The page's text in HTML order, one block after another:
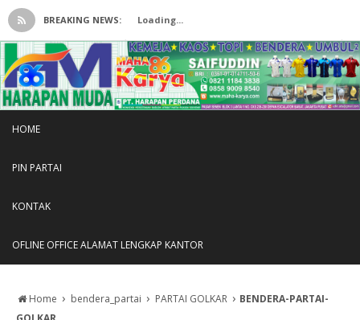
BREAKING NEWS: Loading...
HOME
PIN PARTAI
KONTAK
OFLINE OFFICE ALAMAT LENGKAP KANTOR
Home › bendera_partai › PARTAI GOLKAR › BENDERA-PARTAI-